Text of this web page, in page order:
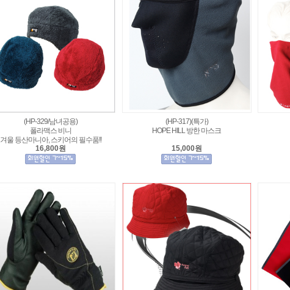
(HP-329/남녀공용)
폴라맥스 비니
겨울 등산마니아, 스키어의 필수품!!
16,800원
(HP-317)(특가)
HOPE HILL 방한 마스크
15,000원